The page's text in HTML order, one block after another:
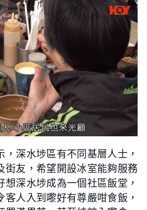
深水埗區有不同基層人士，
街友，希望開設冰室能夠服務
深水埗成為一個社區飯堂，
人入到嚟好有尊嚴咁食飯，